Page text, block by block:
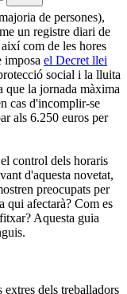
de persones),
un registre diari de
com de les hores
imposa el Decret llei
social i la lluita
que la jornada màxima
cas d'incomplir-se
als 6.250 euros per
control dels horaris
d'aquesta novetat,
preocupats per
qui afectarà? Com es
Aquesta guia
dels treballadors